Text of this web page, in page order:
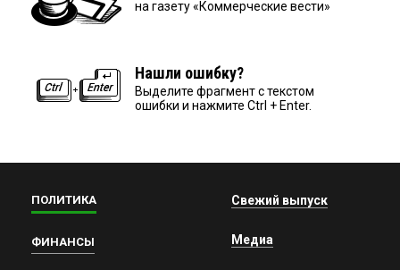
на газету «Коммерческие вести»
Нашли ошибку?
Выделите фрагмент с текстом
ошибки и нажмите Ctrl + Enter.
ПОЛИТИКА
ФИНАНСЫ
Свежий выпуск
Медиа